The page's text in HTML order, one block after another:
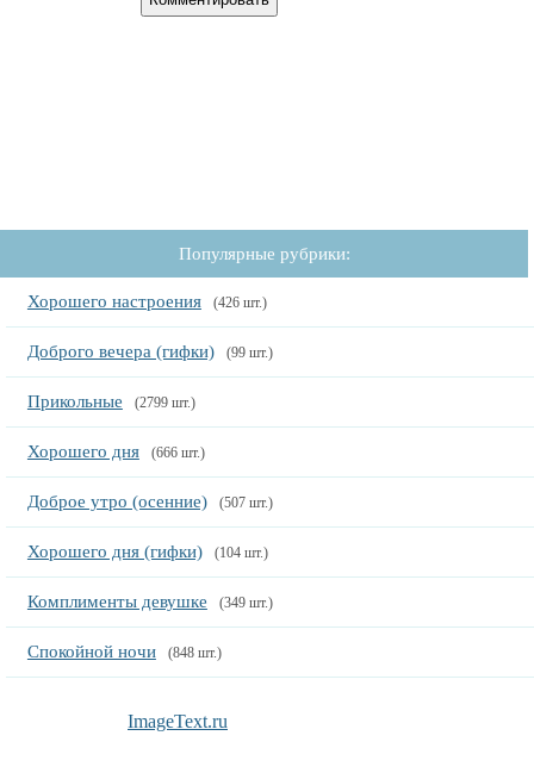
Популярные рубрики:
Хорошего настроения (426 шт.)
Доброго вечера (гифки) (99 шт.)
Прикольные (2799 шт.)
Хорошего дня (666 шт.)
Доброе утро (осенние) (507 шт.)
Хорошего дня (гифки) (104 шт.)
Комплименты девушке (349 шт.)
Спокойной ночи (848 шт.)
ImageText.ru